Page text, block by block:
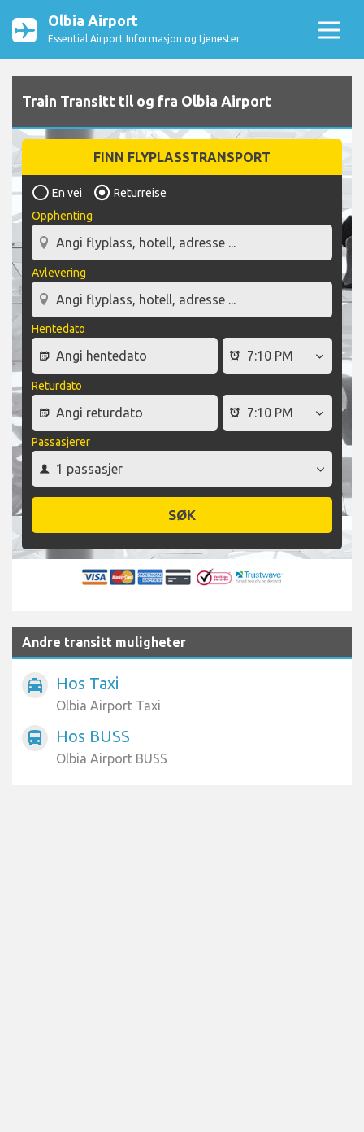
Olbia Airport
Essential Airport Informasjon og tjenester
Train Transitt til og fra Olbia Airport
FINN FLYPLASSTRANSPORT
En vei
Returreise
Opphenting
Avlevering
Hentedato
Returdato
Passasjerer
SØK
Andre transitt muligheter
local_taxi Hos Taxi
Olbia Airport Taxi
directions_bus Hos BUSS
Olbia Airport BUSS